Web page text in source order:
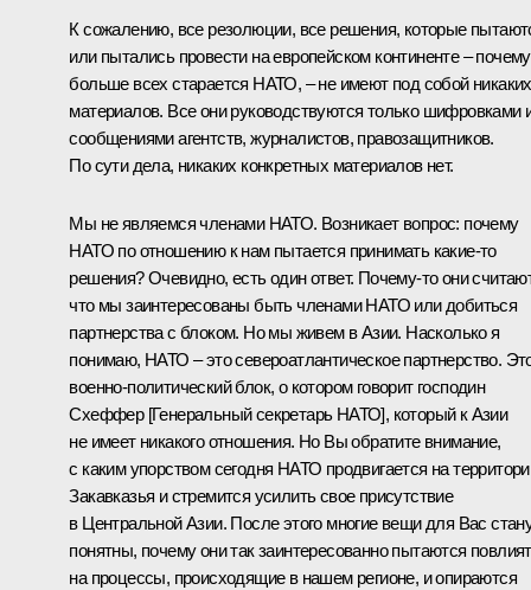
К сожалению, все резолюции, все решения, которые
или пытались провести на европейском континенте –
больше всех старается НАТО, – не имеют под собой никаких
материалов. Все они руководствуются только шифровками
сообщениями агентств, журналистов, правозащитников.
По сути дела, никаких конкретных материалов нет.
Мы не являемся членами НАТО. Возникает вопрос: почему
НАТО по отношению к нам пытается принимать какие‑то
решения? Очевидно, есть один ответ. Почему‑то они
что мы заинтересованы быть членами НАТО или добиться
партнерства с блоком. Но мы живем в Азии. Насколько я
понимаю, НАТО – это североатлантическое партнерство.
военно-политический блок, о котором говорит господин
Схеффер [Генеральный секретарь НАТО], который к Азии
не имеет никакого отношения. Но Вы обратите внимание,
с каким упорством сегодня НАТО продвигается на
Закавказья и стремится усилить свое присутствие
в Центральной Азии. После этого многие вещи для Вас
понятны, почему они так заинтересованно пытаются
на процессы, происходящие в нашем регионе, и опираются